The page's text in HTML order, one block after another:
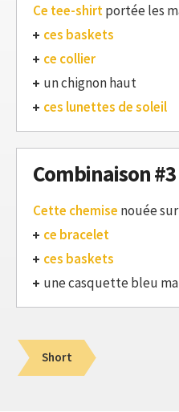
Ce tee-shirtportée les
ces baskets
ce collier
un chignon haut
ces lunettes de soleil
Combinaison #3
Cette chemise nouée
ce bracelet
ces baskets
une casquette bleu
Short